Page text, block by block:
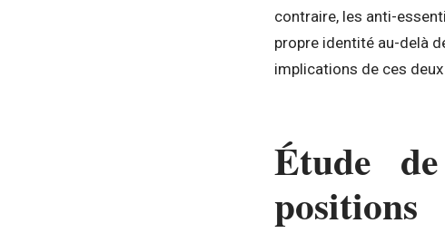
contraire, les anti-
propre identité au-delà
implications de ces
Étude
positions